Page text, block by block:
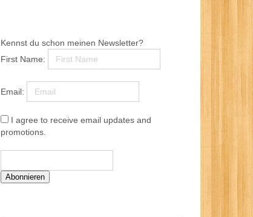
Kennst du schon meinen Newsletter?
First Name:
Email:
I agree to receive email updates and
promotions.
Abonnieren